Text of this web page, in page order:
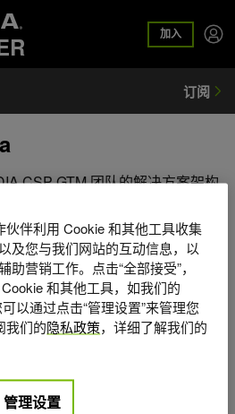
加入
CSP GTM 团队的解决方案架构
实现大规模训练和推理、优化分
性能 AI 工作负载构建云原生架
括大规模 AI 系统、分布式计算以
域。
伙伴利用 Cookie 和其他工具收集
及您与我们网站的互动信息，以
营销工作。点击“全部接受”，
和其他工具，如我们的
以通过点击“管理设置”来管理您
我们的隐私政策，详细了解我们的
管理设置